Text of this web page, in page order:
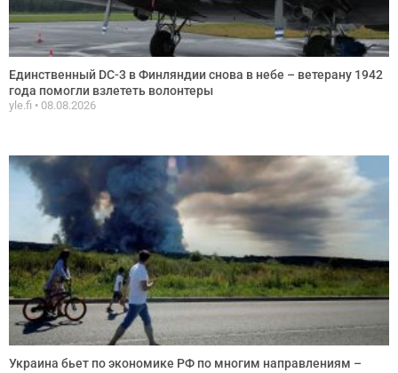
Единственный DC-3 в Финляндии снова в небе – ветерану 1942
года помогли взлететь волонтеры
yle.fi 08.08.2026
Украина бьет по экономике РФ по многим направлениям –